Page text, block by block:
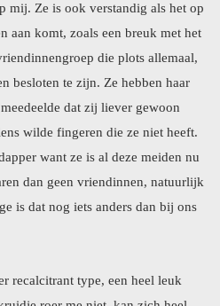
recalcitrant type, een heel leuk
roer me niet, kan zich heel
boos als ze vindt dat er haar
enige tijd geleden besloten om al
te verkopen. Er zijn leuke
en ik wilde ze mooi fotograferen
een vriendin van bijna 17 heeft
lengte etc. Dus vrijdag kwamen
en natuurlijk waren er mijn
gestreken te wachten en
aan. Die vond dat prachtig, al die
aan had, jurk, hoed, tasje,
we foto’s in de tuin, prachtige
leuk. Alle meisjes genoten, en